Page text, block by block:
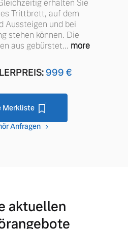
erhalten Sie
Trittbrett, auf dem
Aussteigen und bei
stehen können. Die
aus gebürstet... more
999 €
Merkliste
Anfragen
aktuellen